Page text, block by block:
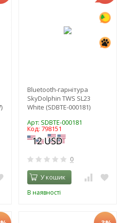
Bluetooth-гарнітура
SkyDolphin TWS SL23
White (SDBTE-000181)
Арт: SDBTE-000181
Код: 798151
0
У кошик
В наявності